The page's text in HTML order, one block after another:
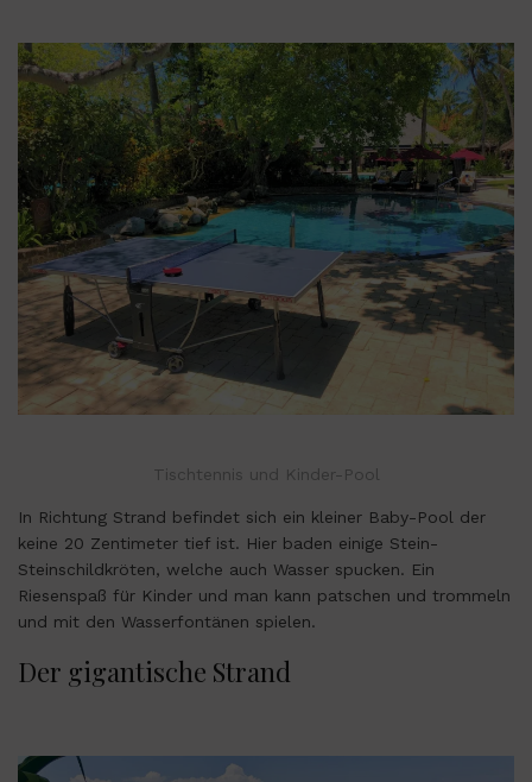
Tischtennis und Kinder-Pool
In Richtung Strand befindet sich ein kleiner Baby-Pool der
keine 20 Zentimeter tief ist. Hier baden einige Stein-
Steinschildkröten, welche auch Wasser spucken. Ein
Riesenspaß für Kinder und man kann patschen und trommeln
und mit den Wasserfontänen spielen.
Der gigantische Strand